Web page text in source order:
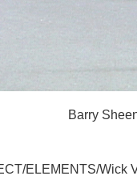
Barry
ELEMENTS/Wick